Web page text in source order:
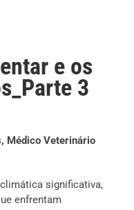
e os
3
Médico Veterinário
significativa,
enfrentam